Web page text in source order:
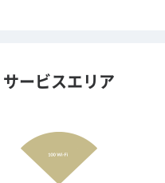
サービスエリア